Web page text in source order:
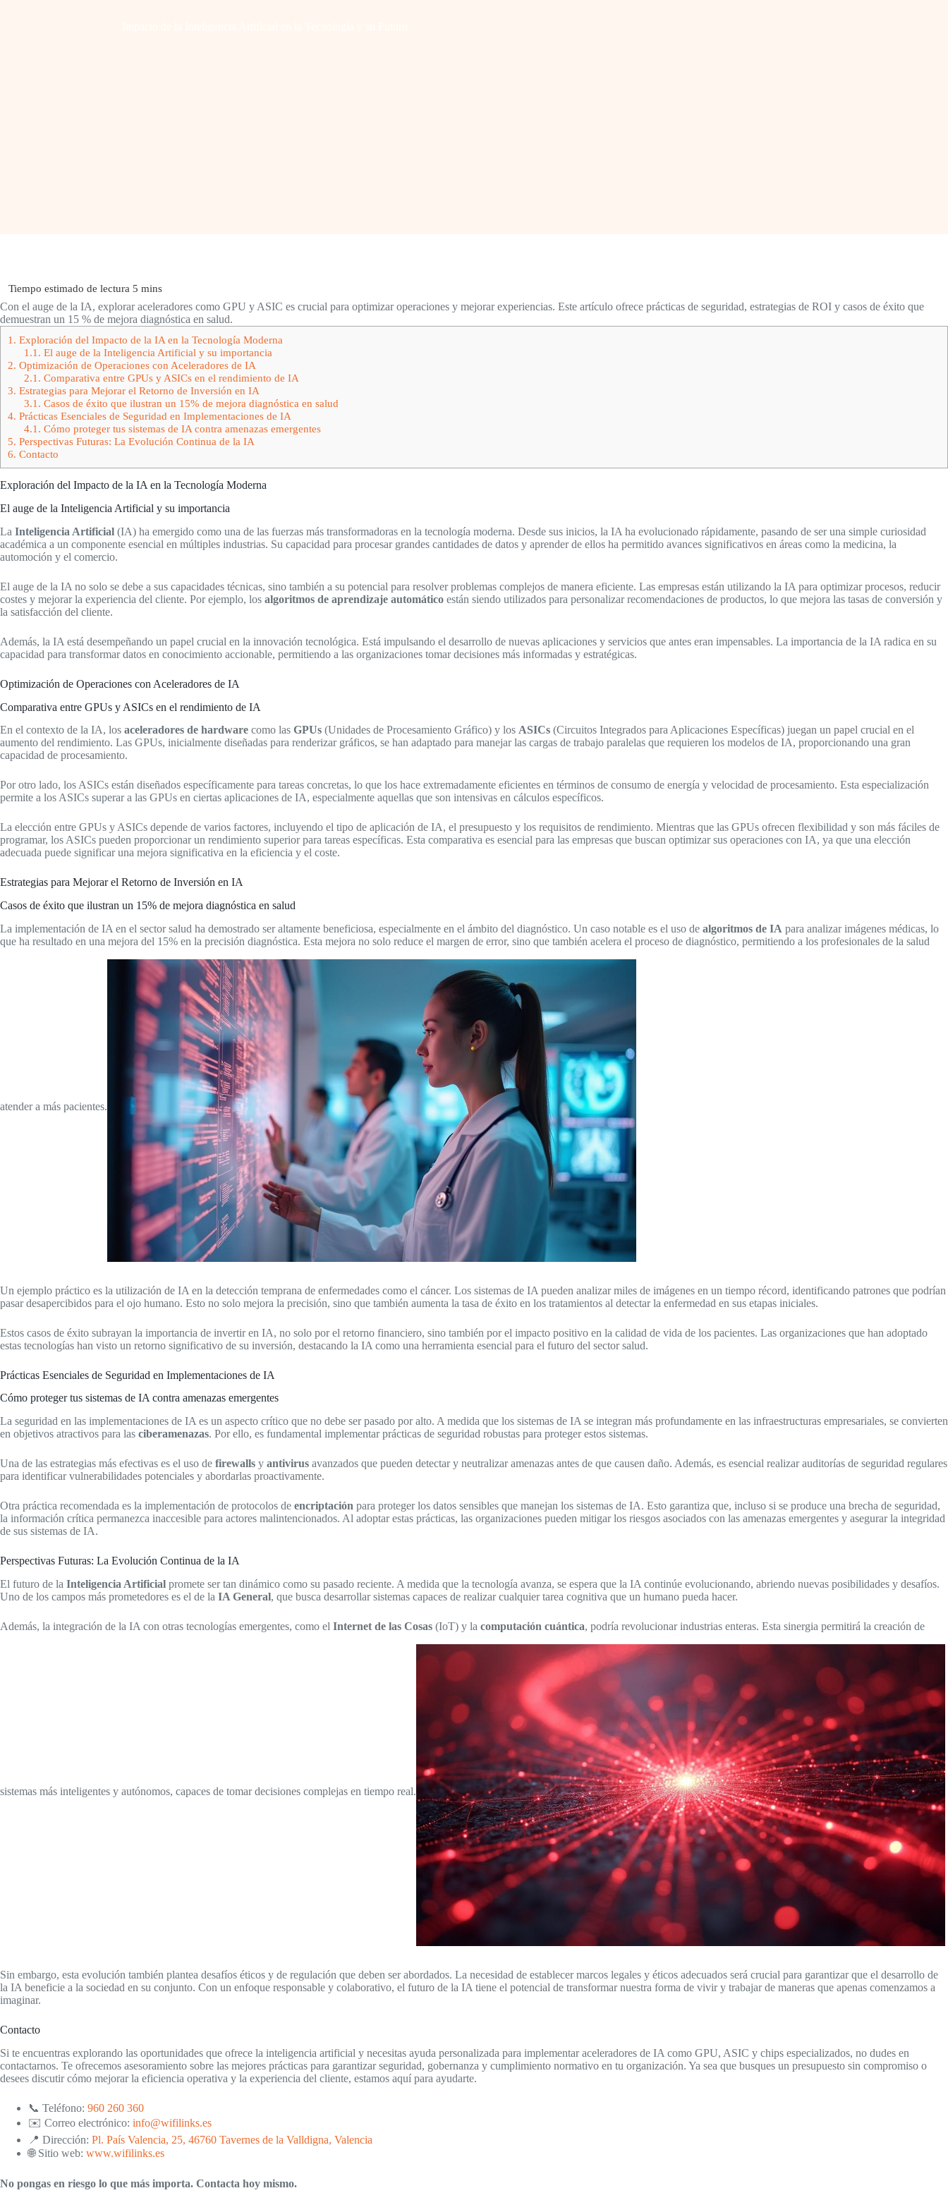
Con el auge de la IA, explorar aceleradores como GPU y ASIC es crucial para optimizar operaciones y mejorar experiencias. Este artículo ofrece prácticas de seguridad, estrategias de ROI y casos de éxito que
demuestran un 15 % de mejora diagnóstica en salud.
1. Exploración del Impacto de la IA en la Tecnología Moderna
1.1. El auge de la Inteligencia Artificial y su importancia
2. Optimización de Operaciones con Aceleradores de IA
2.1. Comparativa entre GPUs y ASICs en el rendimiento de IA
3. Estrategias para Mejorar el Retorno de Inversión en IA
3.1. Casos de éxito que ilustran un 15% de mejora diagnóstica en salud
4. Prácticas Esenciales de Seguridad en Implementaciones de IA
4.1. Cómo proteger tus sistemas de IA contra amenazas emergentes
5. Perspectivas Futuras: La Evolución Continua de la IA
6. Contacto
Exploración del Impacto de la IA en la Tecnología Moderna
El auge de la Inteligencia Artificial y su importancia
La Inteligencia Artificial (IA) ha emergido como una de las fuerzas más transformadoras en la tecnología moderna. Desde sus inicios, la IA ha evolucionado rápidamente, pasando de ser una simple curiosidad
académica a un componente esencial en múltiples industrias. Su capacidad para procesar grandes cantidades de datos y aprender de ellos ha permitido avances significativos en áreas como la medicina, la
automoción y el comercio.
El auge de la IA no solo se debe a sus capacidades técnicas, sino también a su potencial para resolver problemas complejos de manera eficiente. Las empresas están utilizando la IA para optimizar procesos, reducir
costes y mejorar la experiencia del cliente. Por ejemplo, los algoritmos de aprendizaje automático están siendo utilizados para personalizar recomendaciones de productos, lo que mejora las tasas de conversión y
la satisfacción del cliente.
Además, la IA está desempeñando un papel crucial en la innovación tecnológica. Está impulsando el desarrollo de nuevas aplicaciones y servicios que antes eran impensables. La importancia de la IA radica en su
capacidad para transformar datos en conocimiento accionable, permitiendo a las organizaciones tomar decisiones más informadas y estratégicas.
Optimización de Operaciones con Aceleradores de IA
Comparativa entre GPUs y ASICs en el rendimiento de IA
En el contexto de la IA, los aceleradores de hardware como las GPUs (Unidades de Procesamiento Gráfico) y los ASICs (Circuitos Integrados para Aplicaciones Específicas) juegan un papel crucial en el
aumento del rendimiento. Las GPUs, inicialmente diseñadas para renderizar gráficos, se han adaptado para manejar las cargas de trabajo paralelas que requieren los modelos de IA, proporcionando una gran
capacidad de procesamiento.
Por otro lado, los ASICs están diseñados específicamente para tareas concretas, lo que los hace extremadamente eficientes en términos de consumo de energía y velocidad de procesamiento. Esta especialización
permite a los ASICs superar a las GPUs en ciertas aplicaciones de IA, especialmente aquellas que son intensivas en cálculos específicos.
La elección entre GPUs y ASICs depende de varios factores, incluyendo el tipo de aplicación de IA, el presupuesto y los requisitos de rendimiento. Mientras que las GPUs ofrecen flexibilidad y son más fáciles de
programar, los ASICs pueden proporcionar un rendimiento superior para tareas específicas. Esta comparativa es esencial para las empresas que buscan optimizar sus operaciones con IA, ya que una elección
adecuada puede significar una mejora significativa en la eficiencia y el coste.
Estrategias para Mejorar el Retorno de Inversión en IA
Casos de éxito que ilustran un 15% de mejora diagnóstica en salud
La implementación de IA en el sector salud ha demostrado ser altamente beneficiosa, especialmente en el ámbito del diagnóstico. Un caso notable es el uso de algoritmos de IA para analizar imágenes médicas, lo
que ha resultado en una mejora del 15% en la precisión diagnóstica. Esta mejora no solo reduce el margen de error, sino que también acelera el proceso de diagnóstico, permitiendo a los profesionales de la salud
atender a más pacientes.
Un ejemplo práctico es la utilización de IA en la detección temprana de enfermedades como el cáncer. Los sistemas de IA pueden analizar miles de imágenes en un tiempo récord, identificando patrones que podrían
pasar desapercibidos para el ojo humano. Esto no solo mejora la precisión, sino que también aumenta la tasa de éxito en los tratamientos al detectar la enfermedad en sus etapas iniciales.
Estos casos de éxito subrayan la importancia de invertir en IA, no solo por el retorno financiero, sino también por el impacto positivo en la calidad de vida de los pacientes. Las organizaciones que han adoptado
estas tecnologías han visto un retorno significativo de su inversión, destacando la IA como una herramienta esencial para el futuro del sector salud.
Prácticas Esenciales de Seguridad en Implementaciones de IA
Cómo proteger tus sistemas de IA contra amenazas emergentes
La seguridad en las implementaciones de IA es un aspecto crítico que no debe ser pasado por alto. A medida que los sistemas de IA se integran más profundamente en las infraestructuras empresariales, se convierten
en objetivos atractivos para las ciberamenazas. Por ello, es fundamental implementar prácticas de seguridad robustas para proteger estos sistemas.
Una de las estrategias más efectivas es el uso de firewalls y antivirus avanzados que pueden detectar y neutralizar amenazas antes de que causen daño. Además, es esencial realizar auditorías de seguridad regulares
para identificar vulnerabilidades potenciales y abordarlas proactivamente.
Otra práctica recomendada es la implementación de protocolos de encriptación para proteger los datos sensibles que manejan los sistemas de IA. Esto garantiza que, incluso si se produce una brecha de seguridad,
la información crítica permanezca inaccesible para actores malintencionados. Al adoptar estas prácticas, las organizaciones pueden mitigar los riesgos asociados con las amenazas emergentes y asegurar la integridad
de sus sistemas de IA.
Perspectivas Futuras: La Evolución Continua de la IA
El futuro de la Inteligencia Artificial promete ser tan dinámico como su pasado reciente. A medida que la tecnología avanza, se espera que la IA continúe evolucionando, abriendo nuevas posibilidades y desafíos.
Uno de los campos más prometedores es el de la IA General, que busca desarrollar sistemas capaces de realizar cualquier tarea cognitiva que un humano pueda hacer.
Además, la integración de la IA con otras tecnologías emergentes, como el Internet de las Cosas (IoT) y la computación cuántica, podría revolucionar industrias enteras. Esta sinergia permitirá la creación de
sistemas más inteligentes y autónomos, capaces de tomar decisiones complejas en tiempo real.
Sin embargo, esta evolución también plantea desafíos éticos y de regulación que deben ser abordados. La necesidad de establecer marcos legales y éticos adecuados será crucial para garantizar que el desarrollo de
la IA beneficie a la sociedad en su conjunto. Con un enfoque responsable y colaborativo, el futuro de la IA tiene el potencial de transformar nuestra forma de vivir y trabajar de maneras que apenas comenzamos a
imaginar.
Contacto
Si te encuentras explorando las oportunidades que ofrece la inteligencia artificial y necesitas ayuda personalizada para implementar aceleradores de IA como GPU, ASIC y chips especializados, no dudes en
contactarnos. Te ofrecemos asesoramiento sobre las mejores prácticas para garantizar seguridad, gobernanza y cumplimiento normativo en tu organización. Ya sea que busques un presupuesto sin compromiso o
desees discutir cómo mejorar la eficiencia operativa y la experiencia del cliente, estamos aquí para ayudarte.
📞 Teléfono: 960 260 360
✉️ Correo electrónico: info@wifilinks.es
📍 Dirección: Pl. País Valencia, 25, 46760 Tavernes de la Valldigna, Valencia
🌐 Sitio web: www.wifilinks.es
No pongas en riesgo lo que más importa. Contacta hoy mismo.